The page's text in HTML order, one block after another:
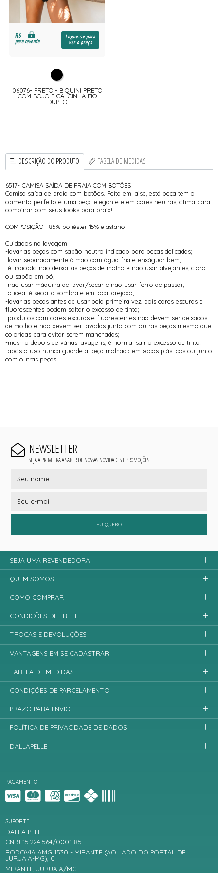
R$
para revenda
Logue-se para
ver o preço
06076- PRETO - BIQUINI PRETO
COM BOJO E CALCINHA FIO
DUPLO
DESCRIÇÃO DO PRODUTO TABELA DE MEDIDAS
6517- CAMISA SAÍDA DE PRAIA COM BOTÕES
Camisa saída de praia com botões. Feita em laise, está peça tem o
caimento perfeito é uma peça elegante e em cores neutras, ótima para
combinar com seus looks para praia!
COMPOSIÇÃO : 85% poliéster 15% elastano
Cuidados na lavagem:
-lavar as peças com sabão neutro indicado para peças delicadas;
-lavar separadamente à mão com água fria e enxáguar bem;
-é indicado não deixar as peças de molho e não usar alvejantes, cloro
ou sabão em pó;
-não usar máquina de lavar/secar e não usar ferro de passar;
-o ideal é secar a sombra e em local arejado;
-lavar as peças antes de usar pela primeira vez, pois cores escuras e
fluorescentes podem soltar o excesso de tinta;
-produtos com cores escuras e fluorescentes não devem ser deixados
de molho e não devem ser lavadas junto com outras peças mesmo que
coloridas para evitar serem manchadas;
-mesmo depois de várias lavagens, é normal sair o excesso de tinta;
-após o uso nunca guarde a peça molhada em sacos plásticos ou junto
com outras peças.
NEWSLETTER
SEJA A PRIMEIRA A SABER DE NOSSAS NOVIDADES E PROMOÇÕES!
EU QUERO
PAGAMENTO
SUPORTE
DALLA PELLE
CNPJ 15.224.564/0001-85
RODOVIA AMG 1530 - MIRANTE (AO LADO DO PORTAL DE
JURUAIA-MG), 0
MIRANTE, JURUAIA/MG
SEJA UMA REVENDEDORA
QUEM SOMOS
COMO COMPRAR
CONDIÇÕES DE FRETE
TROCAS E DEVOLUÇÕES
VANTAGENS EM SE CADASTRAR
TABELA DE MEDIDAS
CONDIÇÕES DE PARCELAMENTO
PRAZO PARA ENVIO
POLÍTICA DE PRIVACIDADE DE DADOS
DALLAPELLE